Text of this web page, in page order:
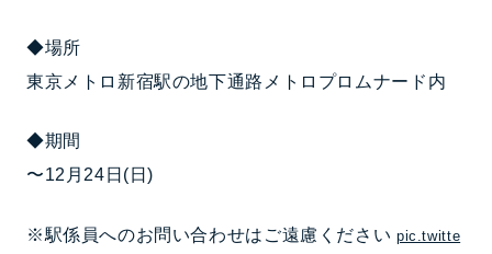
◆場所
東京メトロ新宿駅の地下通路メトロプロムナード内
◆期間
〜12月24日(日)
※駅係員へのお問い合わせはご遠慮ください pic.twitte